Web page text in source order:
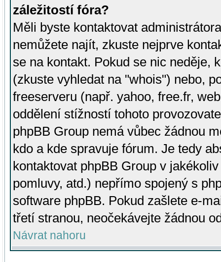
záležitostí fóra?
Měli byste kontaktovat
nemůžete najít, zkuste nejprve
se na kontakt. Pokud se nic neděje,
(zkuste vyhledat na "whois") nebo,
freeserveru (např. yahoo, free.fr,
oddělení stížností tohoto
phpBB Group nemá vůbec žádnou
kdo a kde spravuje fórum. Je tedy
kontaktovat phpBB Group v
pomluvy, atd.) nepřímo spojený s
software phpBB. Pokud zašlete e-
třetí stranou, neočekávejte žádnou
Návrat nahoru